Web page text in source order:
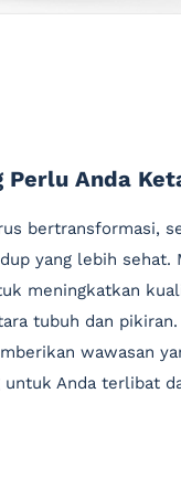
Perlu Anda
bertransformasi,
yang lebih
meningkatkan
tubuh dan
wawasan
untuk Anda terlibat